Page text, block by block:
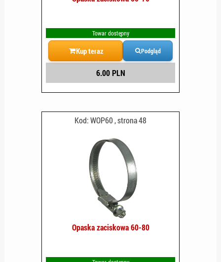
Towar dostępny
Kup teraz Podgląd
6.00 PLN
Kod: WOP60 , strona 48
Opaska zaciskowa 60-80